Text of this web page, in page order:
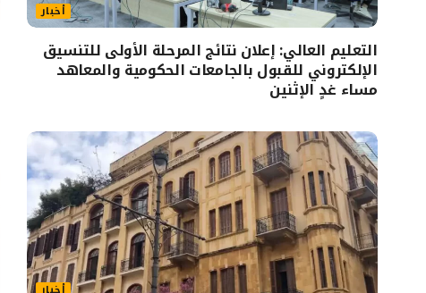
أخبار
التعليم العالي: إعلان نتائج المرحلة الأولى للتنسيق
الإلكتروني للقبول بالجامعات الحكومية والمعاهد
مساء غدٍ الإثنين